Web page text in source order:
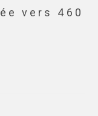
vers 460